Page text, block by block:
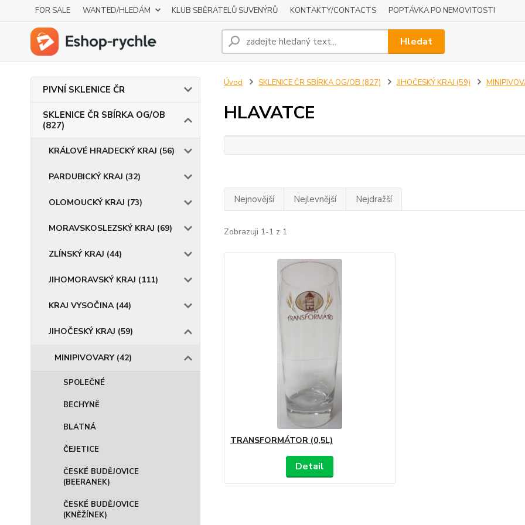
FOR SALE WANTED/HLEDÁM KLUB SBĚRATELŮ SUVENÝRŮ KONTAKTY/CONTACTS POPTÁVKA PO NEMOVITOSTI
Hledat
PIVNÍ SKLENICE ČR
SKLENICE ČR SBÍRKA OG/OB
(827)
KRÁLOVÉ HRADECKÝ KRAJ (56)
PARDUBICKÝ KRAJ (32)
OLOMOUCKÝ KRAJ (73)
MORAVSKOSLEZSKÝ KRAJ (69)
ZLÍNSKÝ KRAJ (44)
JIHOMORAVSKÝ KRAJ (111)
KRAJ VYSOČINA (44)
JIHOČESKÝ KRAJ (59)
MINIPIVOVARY (42)
SPOLEČNÉ
BECHYNĚ
BLATNÁ
ČEJETICE
ČESKÉ BUDĚJOVICE
(BEERANEK)
ČESKÉ BUDĚJOVICE
(KNĚŽÍNEK)
Úvod SKLENICE ČR SBÍRKA OG/OB (827) JIHOČESKÝ KRAJ (59)
HLAVATCE
Nejnovější Nejlevnější Nejdražší
Zobrazuji 1-1 z 1
TRANSFORMÁTOR (0,5L)
Detail